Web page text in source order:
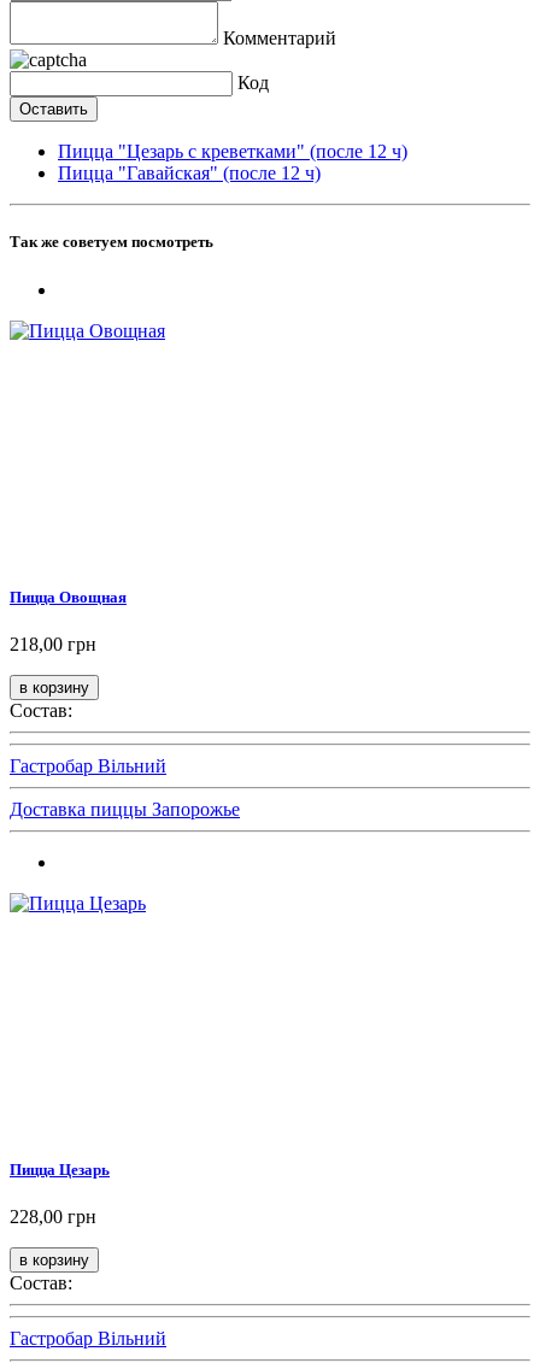
Комментарий
Код
Пицца "Цезарь с креветками" (после 12 ч)
Пицца "Гавайская" (после 12 ч)
Так же советуем посмотреть
Пицца Овощная
218,00 грн
Состав:
Гастробар Вільний
Доставка пиццы Запорожье
Пицца Цезарь
228,00 грн
Состав:
Гастробар Вільний